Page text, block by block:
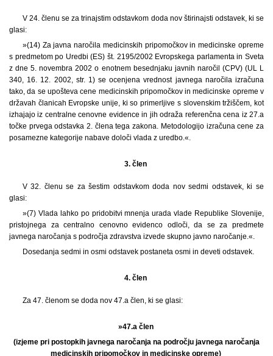
V 24. členu se za trinajstim odstavkom doda nov štirinajsti odstavek, ki se
glasi:
»(14) Za javna naročila medicinskih pripomočkov in medicinske opreme
s predmetom po Uredbi (ES) št. 2195/2002 Evropskega parlamenta in Sveta
z dne 5. novembra 2002 o enotnem besednjaku javnih naročil (CPV) (UL L
340, 16. 12. 2002, str. 1) se ocenjena vrednost javnega naročila izračuna
tako, da se upošteva cene medicinskih pripomočkov in medicinske opreme v
državah članicah Evropske unije, ki so primerljive s slovenskim tržiščem, kot
izhajajo iz centralne cenovne evidence in jih odraža referenčna cena iz 27.a
točke prvega odstavka 2. člena tega zakona. Metodologijo izračuna cene za
posamezne kategorije nabave določi vlada z uredbo.«.
3. člen
V 32. členu se za šestim odstavkom doda nov sedmi odstavek, ki se
glasi:
»(7) Vlada lahko po pridobitvi mnenja urada vlade Republike Slovenije,
pristojnega za centralno cenovno evidenco odloči, da se za predmete
javnega naročanja s področja zdravstva izvede skupno javno naročanje.«.
Dosedanja sedmi in osmi odstavek postaneta osmi in deveti odstavek.
4. člen
Za 47. členom se doda nov 47.a člen, ki se glasi:
»47.a člen
(izjeme pri postopkih javnega naročanja na področju javnega naročanja
medicinskih pripomočkov in medicinske opreme)